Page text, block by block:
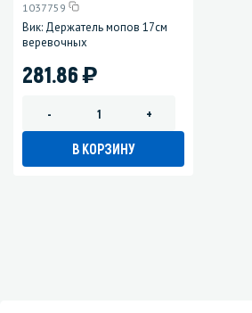
1037759
Вик: Держатель мопов 17см
веревочных
281.86)
- +
В КОРЗИНУ